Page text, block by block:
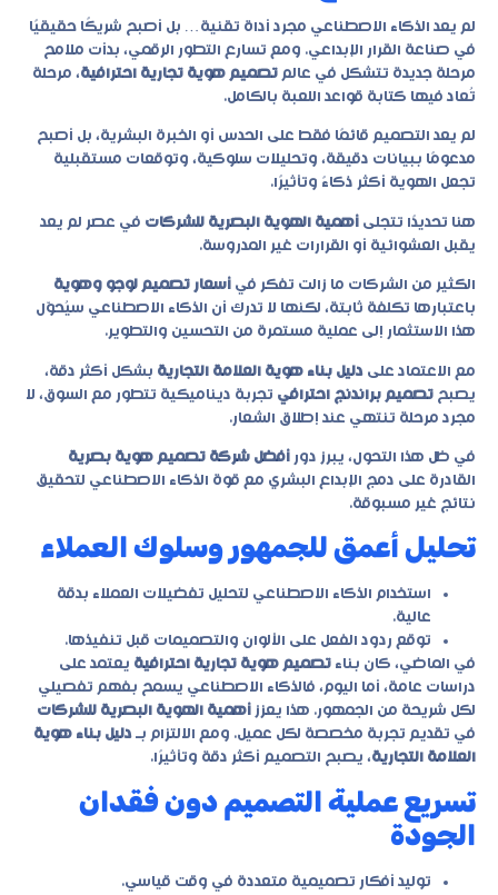
لم يعد الذكاء الاصطناعي مجرد أداة تقنية… بل أصبح شريكًا حقيقيًا
في صناعة القرار الإبداعي. ومع تسارع التطور الرقمي، بدأت ملامح
مرحلة جديدة تتشكل في عالم تصميم هوية تجارية احترافية، مرحلة
تُعاد فيها كتابة قواعد اللعبة بالكامل.
لم يعد التصميم قائمًا فقط على الحدس أو الخبرة البشرية، بل أصبح
مدعومًا ببيانات دقيقة، وتحليلات سلوكية، وتوقعات مستقبلية
تجعل الهوية أكثر ذكاءً وتأثيرًا.
هنا تحديدًا تتجلى أهمية الهوية البصرية للشركات في عصر لم يعد
يقبل العشوائية أو القرارات غير المدروسة.
الكثير من الشركات ما زالت تفكر في أسعار تصميم لوجو وهوية
باعتبارها تكلفة ثابتة، لكنها لا تدرك أن الذكاء الاصطناعي سيُحوّل
هذا الاستثمار إلى عملية مستمرة من التحسين والتطوير.
مع الاعتماد على دليل بناء هوية العلامة التجارية بشكل أكثر دقة،
يصبح تصميم براندنج احترافي تجربة ديناميكية تتطور مع السوق، لا
مجرد مرحلة تنتهي عند إطلاق الشعار.
في ظل هذا التحول، يبرز دور أفضل شركة تصميم هوية بصرية
القادرة على دمج الإبداع البشري مع قوة الذكاء الاصطناعي لتحقيق
نتائج غير مسبوقة.
تحليل أعمق للجمهور وسلوك العملاء
استخدام الذكاء الاصطناعي لتحليل تفضيلات العملاء بدقة
عالية.
توقع ردود الفعل على الألوان والتصميمات قبل تنفيذها.
في الماضي، كان بناء تصميم هوية تجارية احترافية يعتمد على
دراسات عامة، أما اليوم، فالذكاء الاصطناعي يسمح بفهم تفصيلي
لكل شريحة من الجمهور. هذا يعزز أهمية الهوية البصرية للشركات
في تقديم تجربة مخصصة لكل عميل. ومع الالتزام بـ دليل بناء هوية
العلامة التجارية، يصبح التصميم أكثر دقة وتأثيرًا.
تسريع عملية التصميم دون فقدان
الجودة
توليد أفكار تصميمية متعددة في وقت قياسي.